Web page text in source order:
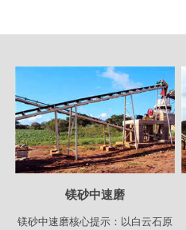
镁砂中速磨
镁砂中速磨核心提示：以白云石原